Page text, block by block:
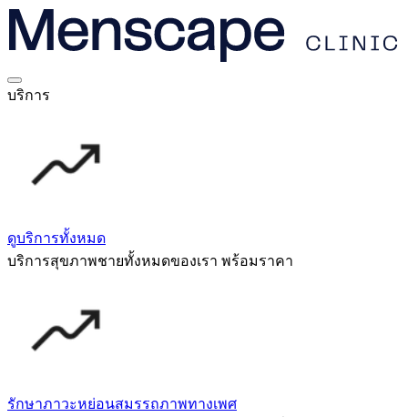
บริการ
ดูบริการทั้งหมด
บริการสุขภาพชายทั้งหมดของเรา พร้อมราคา
รักษาภาวะหย่อนสมรรถภาพทางเพศ